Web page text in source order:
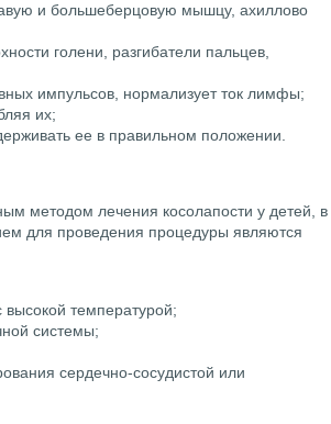
и большеберцовую мышцу, ахиллово
голени, разгибатели пальцев,
импульсов, нормализует ток лимфы;
их;
ее в правильном положении.
методом лечения косолапости у детей, в
для проведения процедуры являются
температурой;
системы;
сердечно-сосудистой или